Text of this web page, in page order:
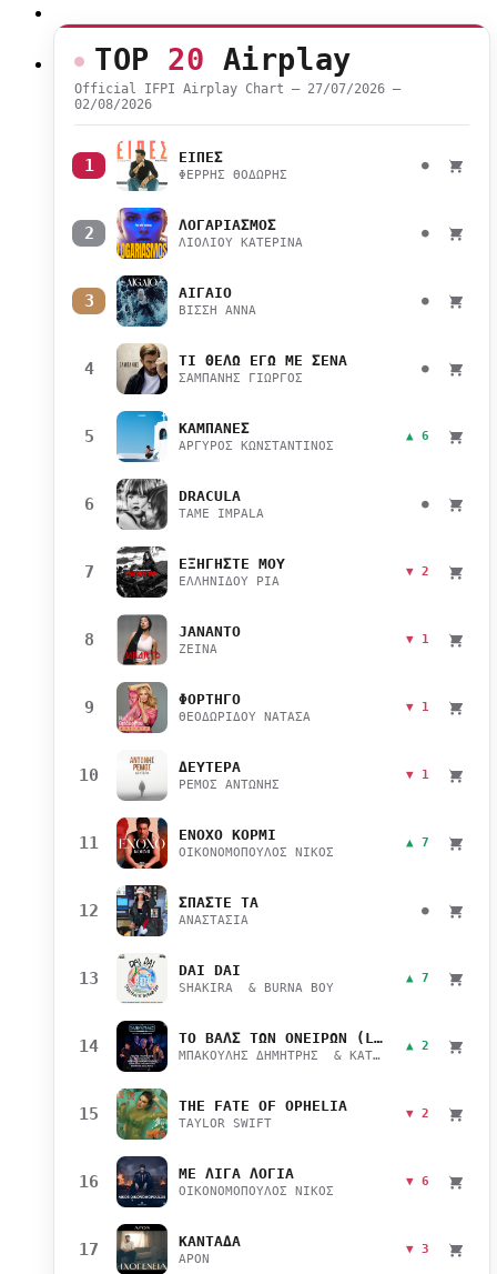
TOP 20 Airplay
Official IFPI Airplay Chart — 27/07/2026 –
02/08/2026
1 ΕΙΠΕΣ
ΦΕΡΡΗΣ ΘΟΔΩΡΗΣ
●
2 ΛΟΓΑΡΙΑΣΜΟΣ
ΛΙΟΛΙΟΥ ΚΑΤΕΡΙΝΑ
●
3 ΑΙΓΑΙΟ
ΒΙΣΣΗ ΑΝΝΑ
●
4 ΤΙ ΘΕΛΩ ΕΓΩ ΜΕ ΣΕΝΑ
ΣΑΜΠΑΝΗΣ ΓΙΩΡΓΟΣ
●
5 ΚΑΜΠΑΝΕΣ
ΑΡΓΥΡΟΣ ΚΩΝΣΤΑΝΤΙΝΟΣ
▲ 6
6 DRACULA
TAME IMPALA
●
7 ΕΞΗΓΗΣΤΕ ΜΟΥ
ΕΛΛΗΝΙΔΟΥ ΡΙΑ
▼ 2
8 JANANTO
ZEINA
▼ 1
9 ΦΟΡΤΗΓΟ
ΘΕΟΔΩΡΙΔΟΥ ΝΑΤΑΣΑ
▼ 1
10 ΔΕΥΤΕΡΑ
ΡΕΜΟΣ ΑΝΤΩΝΗΣ
▼ 1
11 ΕΝΟΧΟ ΚΟΡΜΙ
ΟΙΚΟΝΟΜΟΠΟΥΛΟΣ ΝΙΚΟΣ
▲ 7
12 ΣΠΑΣΤΕ ΤΑ
ΑΝΑΣΤΑΣΙΑ
●
13 DAI DAI
SHAKIRA & BURNA BOY
▲ 7
14 ΤΟ ΒΑΛΣ ΤΩΝ ΟΝΕΙΡΩΝ (LIVE)
ΜΠΑΚΟΥΛΗΣ ΔΗΜΗΤΡΗΣ & ΚΑΤΣΙΜΙΧΑ ΜΑΡΙΑΝΑ
▲ 2
15 THE FATE OF OPHELIA
TAYLOR SWIFT
▼ 2
16 ΜΕ ΛΙΓΑ ΛΟΓΙΑ
ΟΙΚΟΝΟΜΟΠΟΥΛΟΣ ΝΙΚΟΣ
▼ 6
17 ΚΑΝΤΑΔΑ
APON
▼ 3